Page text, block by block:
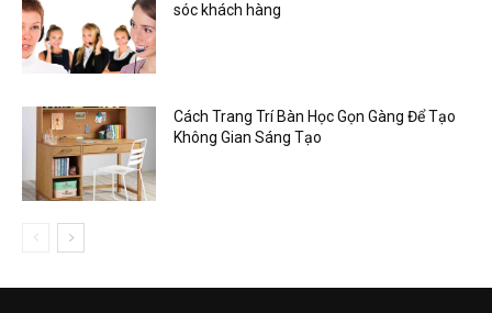
sóc khách hàng
Cách Trang Trí Bàn Học Gọn Gàng Để Tạo
Không Gian Sáng Tạo